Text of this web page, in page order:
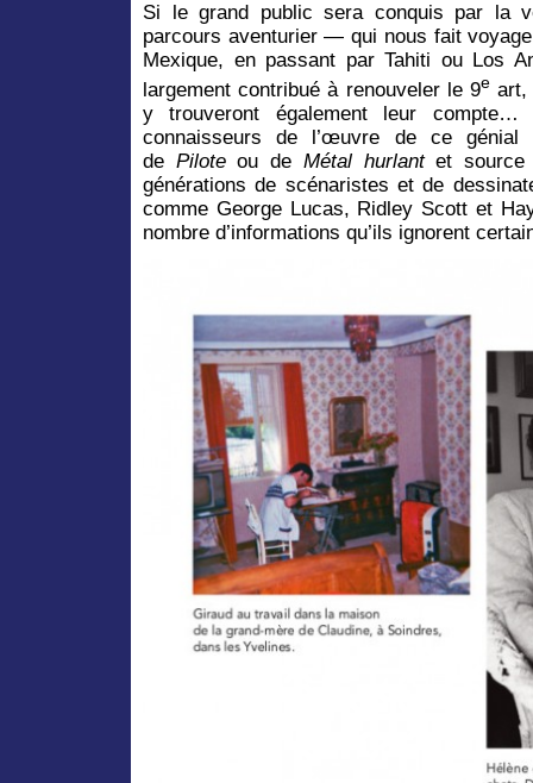
Si le grand public sera conquis par la
parcours aventurier — qui nous fait
Mexique, en passant par Tahiti ou Los
largement contribué à renouveler le 9e art,
y trouveront également leur
connaisseurs de l’œuvre de ce
de Piloteou de Métal hurlantet source
générations de scénaristes et de
comme George Lucas, Ridley Scott et
nombre d’informations qu’ils ignorent